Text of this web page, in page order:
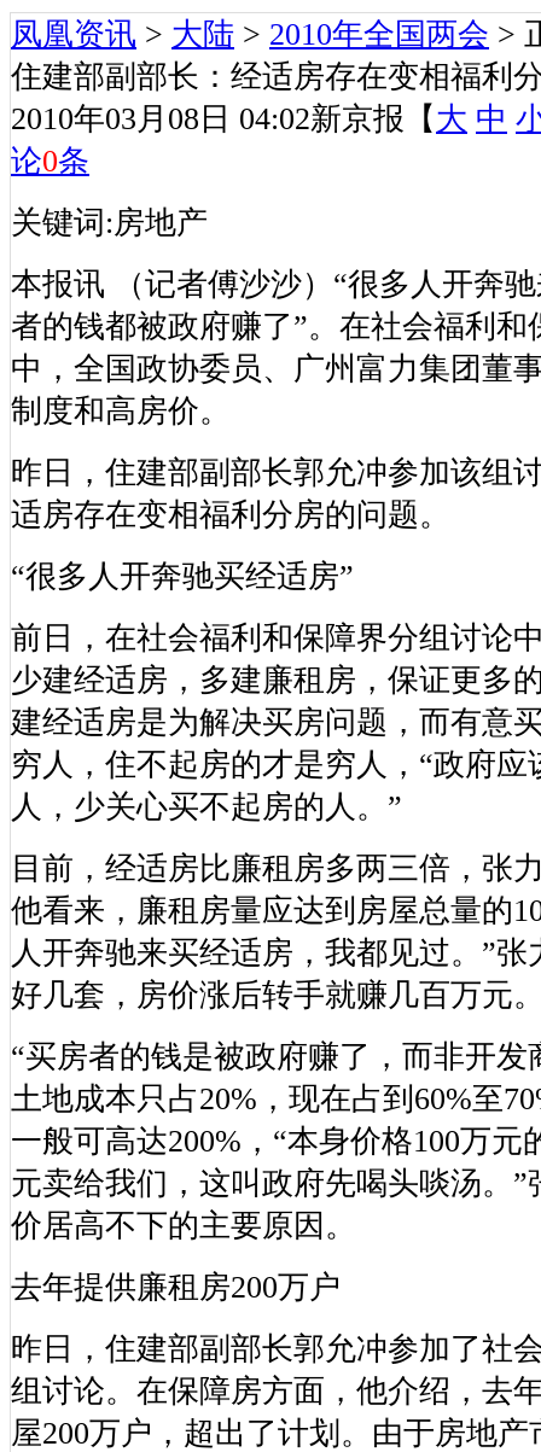
凤凰资讯 > 大陆 > 2010年全国两会 >
住建部副部长：经适房存在变相福利
2010年03月08日 04:02新京报 【 大 中
论0条
关键词:房地产
本报讯 （记者傅沙沙）“很多人开奔
者的钱都被政府赚了”。在社会福利和
中，全国政协委员、广州富力集团董
制度和高房价。
昨日，住建部副部长郭允冲参加该组
适房存在变相福利分房的问题。
“很多人开奔驰买经适房”
前日，在社会福利和保障界分组讨论
少建经适房，多建廉租房，保证更多
建经适房是为解决买房问题，而有意
穷人，住不起房的才是穷人，“政府
人，少关心买不起房的人。”
目前，经适房比廉租房多两三倍，张
他看来，廉租房量应达到房屋总量的
人开奔驰来买经适房，我都见过。”
好几套，房价涨后转手就赚几百万元
“买房者的钱是被政府赚了，而非开发
土地成本只占20%，现在占到60%至
一般可高达200%，“本身价格100万元
元卖给我们，这叫政府先喝头啖汤。
价居高不下的主要原因。
去年提供廉租房200万户
昨日，住建部副部长郭允冲参加了社
组讨论。在保障房方面，他介绍，去
屋200万户，超出了计划。由于房地